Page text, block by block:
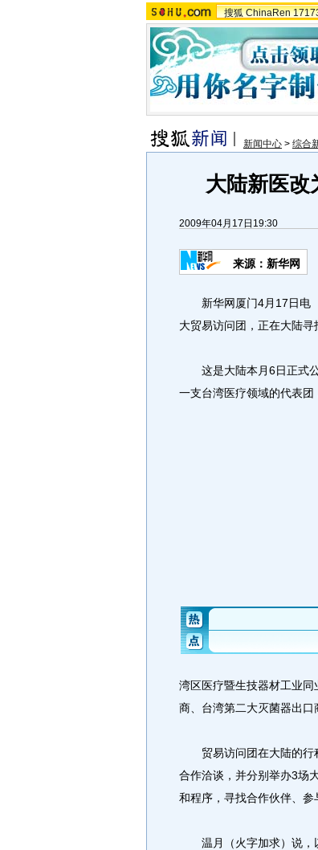
搜狐 ChinaRen
新闻中心 > 综合
大陆新医改
2009年04月17日19:30
来源： 新华网
新华网厦门4月17日电
大贸易访问团，正在大陆寻
这是大陆本月6日正式公
一支台湾医疗领域的代表团
湾区医疗暨生技器材工业
商、台湾第二大灭菌器出口
贸易访问团在大陆的行
合作洽谈，并分别举办3场
和程序，寻找合作伙伴、参
温月（火字加求）说，